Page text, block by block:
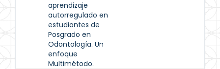
aprendizaje
autorregulado en
estudiantes de
Posgrado en
Odontología. Un
enfoque
Multimétodo.